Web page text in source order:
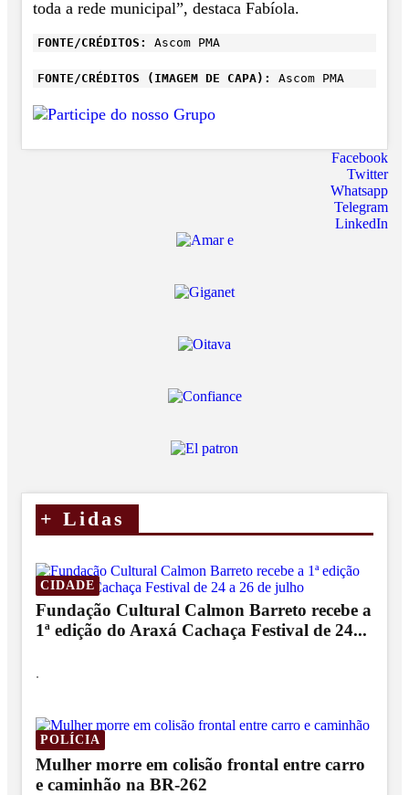
toda a rede municipal”, destaca Fabíola.
FONTE/CRÉDITOS: Ascom PMA
FONTE/CRÉDITOS (IMAGEM DE CAPA): Ascom PMA
Facebook
Twitter
Whatsapp
Telegram
LinkedIn
+ Lidas
CIDADE
Fundação Cultural Calmon Barreto recebe a
1ª edição do Araxá Cachaça Festival de 24...
.
POLÍCIA
Mulher morre em colisão frontal entre carro
e caminhão na BR-262